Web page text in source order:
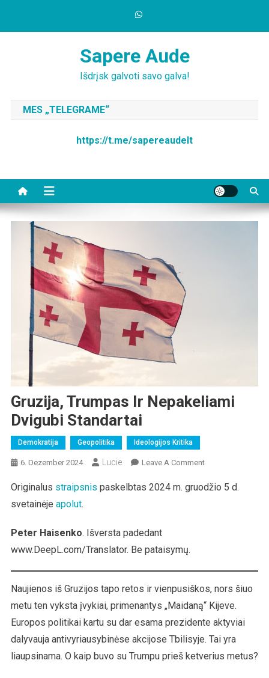
Sapere Aude
Išdrįsk galvoti savo galva!
MES „TELEGRAME“
https://t.me/sapereaudelt
Gruzija, Trumpas Ir Nepakeliami
Dvigubi Standartai
Demokratija Geopolitika Ideologijos Kritika
6. Dezember 2024 Lucie Leave A CommentOn
Trumpas
Originalus straipsnis paskelbtas 2024 m. gruodžio 5 d.
svetainėje apolut.
Peter Haisenko. Išversta padedant
www.DeepL.com/Translator. Be pataisymų.
Naujienos iš Gruzijos tapo retos ir vienpusiškos, nors šiuo
metu ten vyksta įvykiai, primenantys „Maidaną“ Kijeve.
Europos politikai kartu su dar esama prezidente aktyviai
dalyvauja antivyriausybinėse akcijose Tbilisyje. Tai yra
liaupsinama. O kaip buvo su Trumpu prieš ketverius metus?